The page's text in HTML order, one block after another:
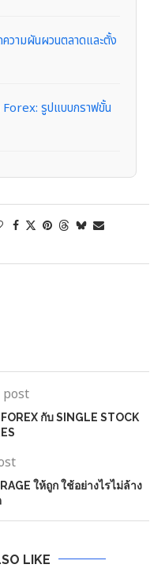
วามผันผวนตลาดและตั้ง
รูปแบบกราฟขั้น
กับ SINGLE STOCK
ให้ถูก ใช้อย่างไรไม่ล้าง
LIKE